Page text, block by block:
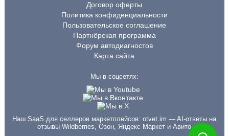
Договор оферты
Политика конфиденциальности
Пользовательское соглашение
Партнёрская программа
Форум автодиагностов
Карта сайта
Мы в соцсетях:
Наш SaaS для селлеров маркетплейсов:otvet.im — AI-ответы на
отзывы Wildberries, Озон, Яндекс Маркет и Авито